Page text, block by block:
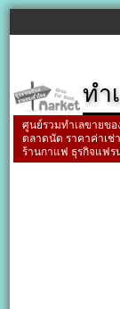
ทำ
ศูนย์รวมทำเลขายข
ตลาดนัด ราคาค่าเช่
ร้านกาแฟ ธุรกิจแฟร